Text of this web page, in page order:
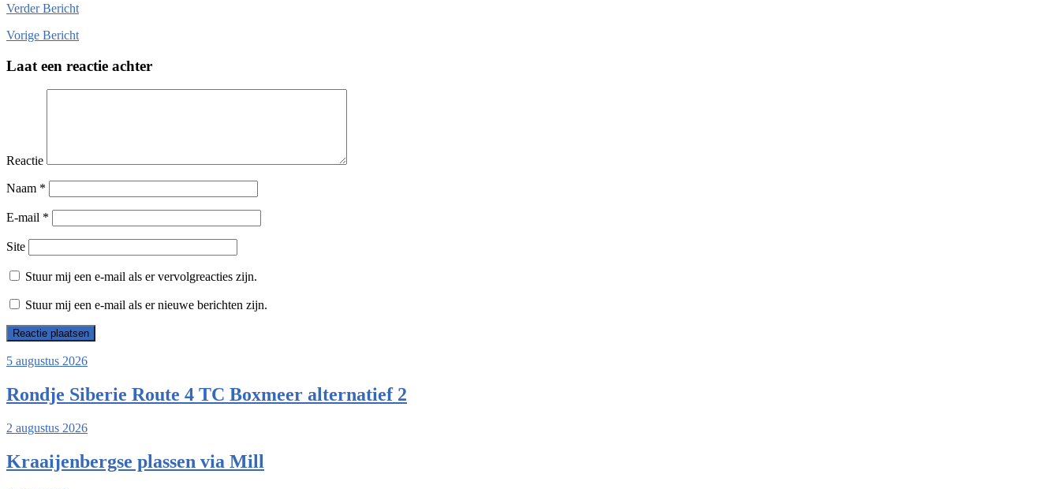
VerderBericht
Vorige Bericht
Laat een reactie achter
Reactie
Naam *
E-mail *
Site
Stuur mij een e-mail als er vervolgreacties zijn.
Stuur mij een e-mail als er nieuwe berichten zijn.
5 augustus 2026
Rondje Siberie Route 4 TC Boxmeer alternatief 2
2 augustus 2026
Kraaijenbergse plassen via Mill